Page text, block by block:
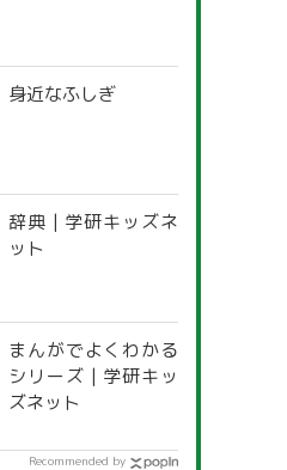
身近なふしぎ
辞典 | 学研キッズネ
ット
まんがでよくわかる
シリーズ | 学研キッ
ズネット
Recommended by